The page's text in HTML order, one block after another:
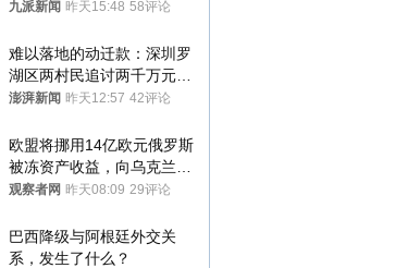
衷是为了陪伴，毕业后将不
九派新闻 昨天15:48 58评论
难以落地的动迁款：深圳罗
湖区两村民追讨两千万元动
迁款八年未果
澎湃新闻 昨天12:57 42评论
欧盟将挪用14亿欧元俄罗斯
被冻资产收益，向乌克兰提
供援助
观察者网 昨天08:09 29评论
巴西降级与阿根廷外交关
系，发生了什么？